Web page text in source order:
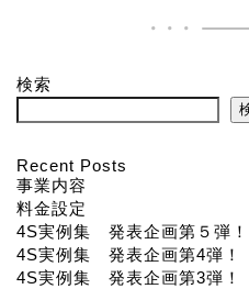
検索
Recent Posts
事業内容
料金設定
4S実例集 発表企画第５弾！
4S実例集 発表企画第4弾！
4S実例集 発表企画第3弾！